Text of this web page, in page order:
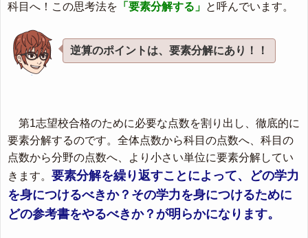
科目へ！この思考法を 「要素分解する」 と呼んでいます。
逆算のポイントは、要素分解にあり！！
第1志望校合格のために必要な点数を割り出し、徹底的に
要素分解するのです。全体点数から科目の点数へ、科目の
点数から分野の点数へ、より小さい単位に要素分解してい
きます。 要素分解を繰り返すことによって、どの学力
を身につけるべきか？その学力を身につけるために
どの参考書をやるべきか？が明らかになります。